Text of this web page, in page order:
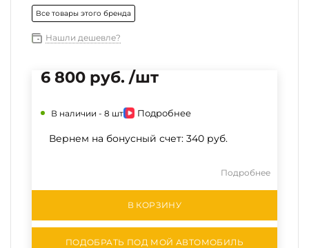
Все товары этого бренда
Нашли дешевле?
6 800 руб. /шт
В наличии - 8 шт Подробнее
Вернем на бонусный счет: 340 руб.
Подробнее
В КОРЗИНУ
ПОДОБРАТЬ ПОД МОЙ АВТОМОБИЛЬ